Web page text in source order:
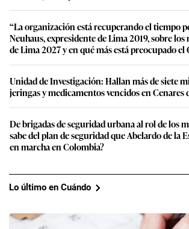
“La organización está recuperando el tiempo
Neuhaus, expresidente de Lima 2019, sobre los
de Lima 2027 y en qué más está preocupado el
Unidad de Investigación: Hallan más de siete
jeringas y medicamentos vencidos en Cenares
De brigadas de seguridad urbana al rol de los
sabe del plan de seguridad que Abelardo de la
en marcha en Colombia?
Lo último en Cuándo